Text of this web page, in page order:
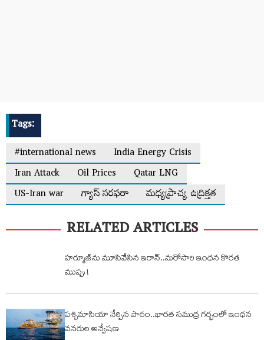
Tags:
#international news
India Energy Crisis
Iran Attack
Oil Prices
Qatar LNG
US-Iran war
గ్యాస్ సరఫరా మధ్యప్రాచ్య ఉద్రిక్తత
RELATED ARTICLES
హర్మూజ్‌ను మూసివేసిన ఇరాన్‌..మరోసారి ఇంధన కొరత
ముప్పు !
పశ్చిమాసియా నేర్పిన పాఠం..భారత సముద్ర గర్భంలో ఇంధన
వనరుల అన్వేషణ